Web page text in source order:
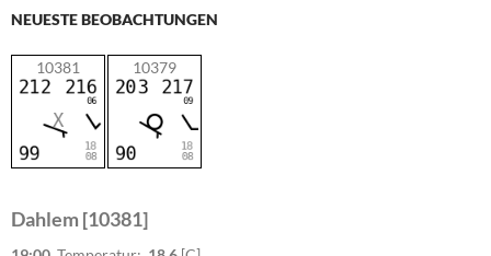
NEUESTE BEOBACHTUNGEN
10381 10379
Dahlem [10381]